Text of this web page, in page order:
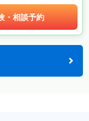
・相談予約